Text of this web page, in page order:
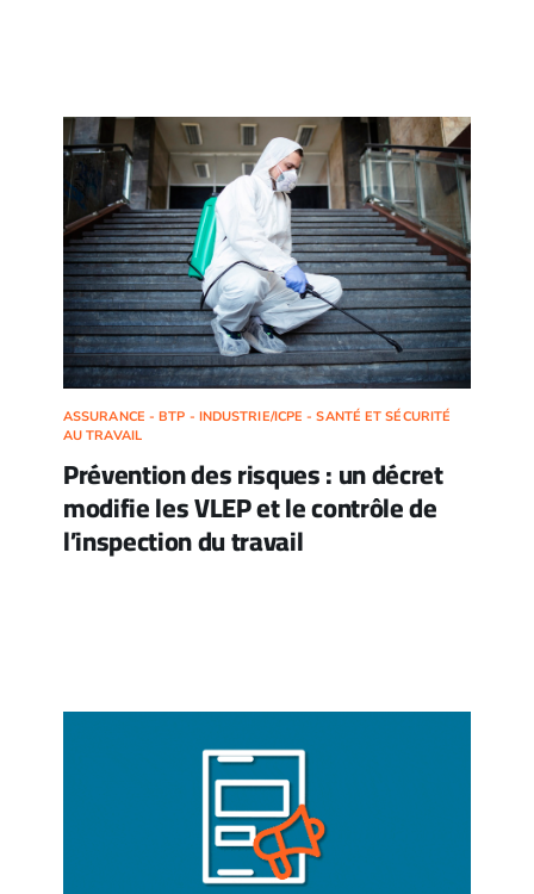
ASSURANCE - BTP - INDUSTRIE/ICPE - SANTÉ ET SÉCURITÉ
AU TRAVAIL
Prévention des risques : un décret
modifie les VLEP et le contrôle de
l’inspection du travail